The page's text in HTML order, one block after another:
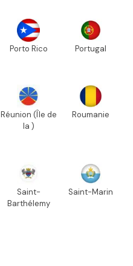
Porto Rico Portugal
Réunion (Île de
la )
Roumanie
Saint-
Barthélemy
Saint-Marin